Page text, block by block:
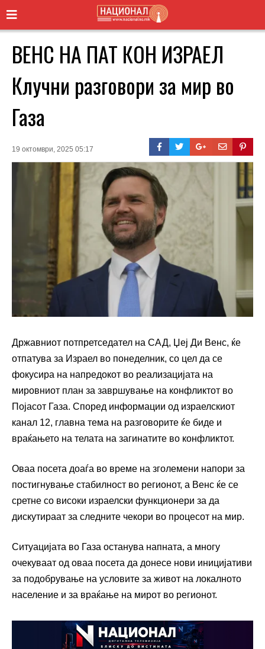
ВЕНС НА ПАТ КОН ИЗРАЕЛ
Клучни разговори за мир во
Газа
19 октомври, 2025 05:17
Државниот потпретседател на САД, Џеј Ди Венс, ќе
отпатува за Израел во понеделник, со цел да се
фокусира на напредокот во реализацијата на
мировниот план за завршување на конфликтот во
Појасот Газа. Според информации од израелскиот
канал 12, главна тема на разговорите ќе биде и
враќањето на телата на загинатите во конфликтот.
Оваа посета доаѓа во време на зголемени напори за
постигнување стабилност во регионот, а Венс ќе се
сретне со високи израелски функционери за да
дискутираат за следните чекори во процесот на мир.
Ситуацијата во Газа останува напната, а многу
очекуваат од оваа посета да донесе нови иницијативи
за подобрување на условите за живот на локалното
население и за враќање на мирот во регионот.